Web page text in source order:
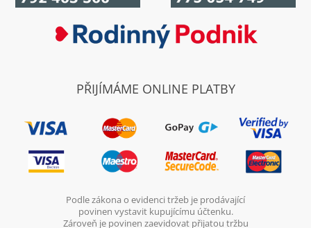
PŘIJÍMÁME ONLINE PLATBY
Podle zákona o evidenci tržeb je prodávající
povinen vystavit kupujícímu účtenku.
Zároveň je povinen zaevidovat přijatou tržbu